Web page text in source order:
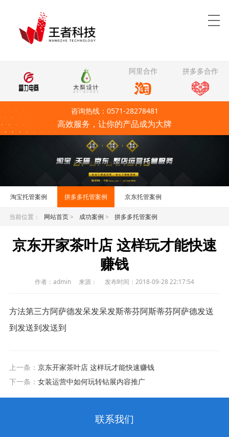
阿里合作 拼多多合作
咨询热线：0571-28278481
高效服务，让你的产品成为大牌
淘宝托管案例 拼多多托管案例 京东托管案例
当前位置： 网站首页> 成功案例 > 拼多多托管案例
京东开家茶叶店 这样玩才能快速
赚钱
作者：admin 来源： 发布时间：2018-09-28 22:17:54
方法第三方阿萨德发呆发呆发斯蒂芬阿斯蒂芬阿萨德发送
到发送到发送到
上一条： 京东开家茶叶店 这样玩才能快速赚钱
下一条： 女装运营中如何玩转钻展内容推广
联系我们